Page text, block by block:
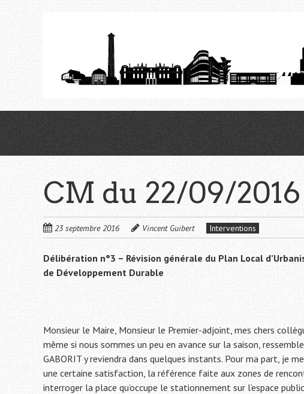
principal
CM du 22/09/2016
23 septembre 2016 Vincent Guibert Interventions
Délibération n°3 – Révision générale du Plan Local
de Développement Durable
Monsieur le Maire, Monsieur le Premier-adjoint, mes chers
même si nous sommes un peu en avance sur la saison,
GABORIT y reviendra dans quelques instants. Pour ma part, je
une certaine satisfaction, la référence faite aux zones de
interroger la place qu’occupe le stationnement sur l’espace